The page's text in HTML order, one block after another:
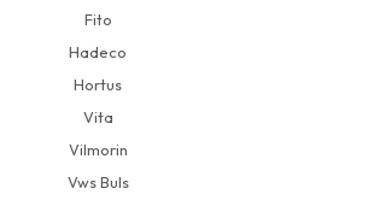
Fito
Hadeco
Hortus
Vita
Vilmorin
Vws Buls